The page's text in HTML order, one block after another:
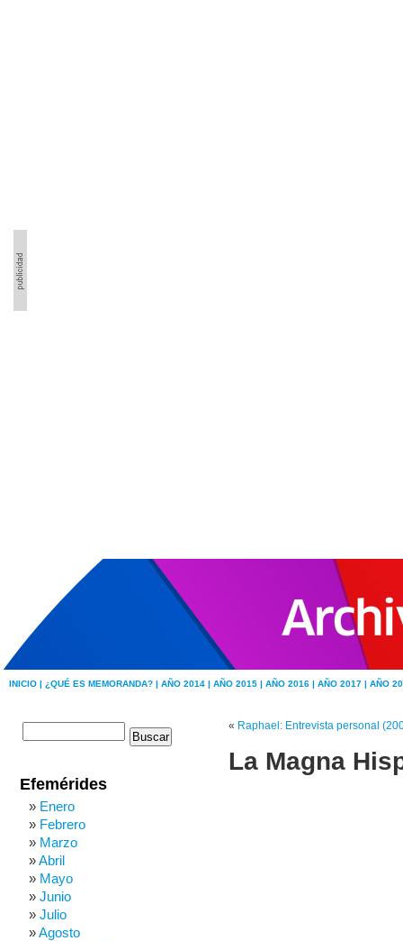
INICIO | ¿QUÉ ES MEMORANDA? | AÑO 2014 | AÑO 2015 | AÑO 2016 | AÑO 2017 | AÑO
« Raphael: Entrevista personal
La Magna
Efemérides
Enero
Febrero
Marzo
Abril
Mayo
Junio
Julio
Agosto